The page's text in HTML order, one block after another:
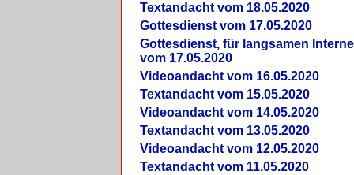
Textandacht vom 18.05.2020
Gottesdienst vom 17.05.2020
Gottesdienst, für langsamen
vom 17.05.2020
Videoandacht vom 16.05.2020
Textandacht vom 15.05.2020
Videoandacht vom 14.05.2020
Textandacht vom 13.05.2020
Videoandacht vom 12.05.2020
Textandacht vom 11.05.2020